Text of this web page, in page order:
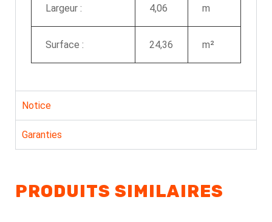
Largeur : 4,06 m
Surface : 24,36 m²
Notice
Garanties
PRODUITS SIMILAIRES